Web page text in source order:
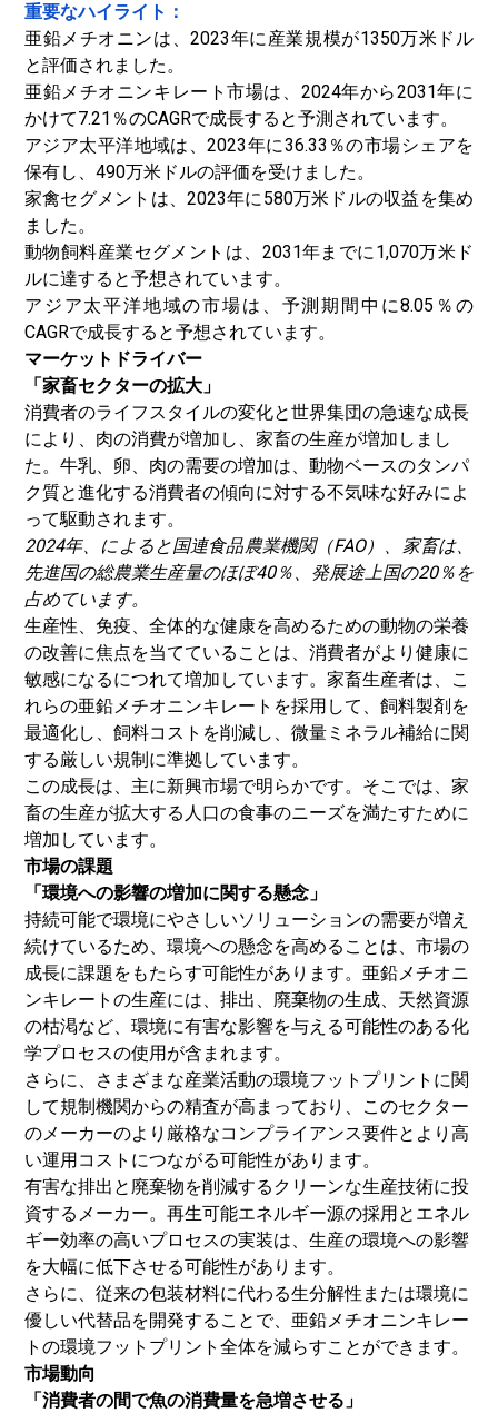
重要なハイライト：
亜鉛メチオニンは、2023年に産業規模が1350万米ドル
と評価されました。
亜鉛メチオニンキレート市場は、2024年から2031年に
かけて7.21％のCAGRで成長すると予測されています。
アジア太平洋地域は、2023年に36.33％の市場シェアを
保有し、490万米ドルの評価を受けました。
家禽セグメントは、2023年に580万米ドルの収益を集め
ました。
動物飼料産業セグメントは、2031年までに1,070万米ド
ルに達すると予想されています。
アジア太平洋地域の市場は、予測期間中に8.05％の
CAGRで成長すると予想されています。
マーケットドライバー
「家畜セクターの拡大」
消費者のライフスタイルの変化と世界集団の急速な成長
により、肉の消費が増加し、家畜の生産が増加しまし
た。牛乳、卵、肉の需要の増加は、動物ベースのタンパ
ク質と進化する消費者の傾向に対する不気味な好みによ
って駆動されます。
2024年、によると国連食品農業機関（FAO）、家畜は、
先進国の総農業生産量のほぼ40％、発展途上国の20％を
占めています。
生産性、免疫、全体的な健康を高めるための動物の栄養
の改善に焦点を当てていることは、消費者がより健康に
敏感になるにつれて増加しています。家畜生産者は、こ
れらの亜鉛メチオニンキレートを採用して、飼料製剤を
最適化し、飼料コストを削減し、微量ミネラル補給に関
する厳しい規制に準拠しています。
この成長は、主に新興市場で明らかです。そこでは、家
畜の生産が拡大する人口の食事のニーズを満たすために
増加しています。
市場の課題
「環境への影響の増加に関する懸念」
持続可能で環境にやさしいソリューションの需要が増え
続けているため、環境への懸念を高めることは、市場の
成長に課題をもたらす可能性があります。亜鉛メチオニ
ンキレートの生産には、排出、廃棄物の生成、天然資源
の枯渇など、環境に有害な影響を与える可能性のある化
学プロセスの使用が含まれます。
さらに、さまざまな産業活動の環境フットプリントに関
して規制機関からの精査が高まっており、このセクター
のメーカーのより厳格なコンプライアンス要件とより高
い運用コストにつながる可能性があります。
有害な排出と廃棄物を削減するクリーンな生産技術に投
資するメーカー。再生可能エネルギー源の採用とエネル
ギー効率の高いプロセスの実装は、生産の環境への影響
を大幅に低下させる可能性があります。
さらに、従来の包装材料に代わる生分解性または環境に
優しい代替品を開発することで、亜鉛メチオニンキレー
トの環境フットプリント全体を減らすことができます。
市場動向
「消費者の間で魚の消費量を急増させる」